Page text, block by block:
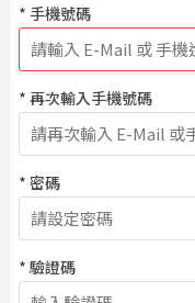
* 手機號碼
* 再次輸入手機號碼
* 密碼
* 驗證碼